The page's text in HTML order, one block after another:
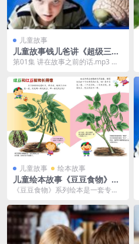
儿童故事
儿童故事钱儿爸讲《超级三十
六计》MP3免费打包
第01集 讲在故事之前的话.mp3 第0
...
儿童故事 绘本故事
儿童绘本故事《豆豆食物》PP
T免费
《豆豆食物》系列绘本是一套专为
过有趣的故事和生动的...